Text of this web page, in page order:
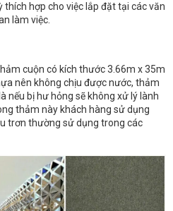
hợp cho việc lắp đặt tại các văn
làm việc.
cuộn có kích thước 3.66m x 35m
nên không chịu được nước, thảm
nếu bị hư hỏng sẽ không xử lý lành
thảm này khách hàng sử dụng
trơn thường sử dụng trong các